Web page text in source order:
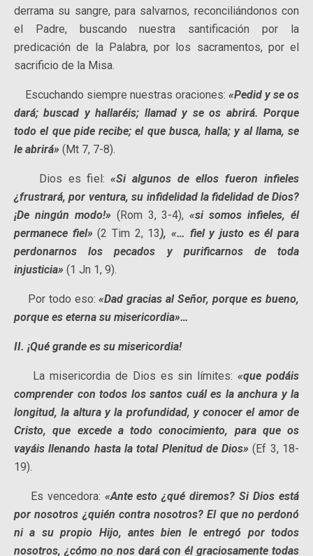
derrama su sangre, para salvarnos, reconciliándonos con
el Padre, buscando nuestra santificación por la
predicación de la Palabra, por los sacramentos, por el
sacrificio de la Misa.
Escuchando siempre nuestras oraciones: «Pedid y se os
dará; buscad y hallaréis; llamad y se os abrirá. Porque
todo el que pide recibe; el que busca, halla; y al llama, se
le abrirá» (Mt 7, 7-8).
Dios es fiel:«Si algunos de ellos fueron infieles
¿frustrará, por ventura, su infidelidad la fidelidad de Dios?
¡De ningún modo!» (Rom 3, 3-4),«si somos infieles, él
permanece fiel»(2 Tim 2, 13), «… fiel y justo es él para
perdonarnos los pecados y purificarnos de toda
injusticia» (1 Jn 1, 9).
Por todo eso:«Dad gracias al Señor, porque es bueno,
porque es eterna su misericordia»…
II. ¡Qué grande es su misericordia!
La misericordia de Dios es sin límites:«que podáis
comprender con todos los santos cuál es la anchura y la
longitud, la altura y la profundidad, y conocer el amor de
Cristo, que excede a todo conocimiento, para que os
vayáis llenando hasta la total Plenitud de Dios» (Ef 3, 18-
19).
Es vencedora: «Ante esto ¿qué diremos? Si Dios está
por nosotros ¿quién contra nosotros? El que no perdonó
ni a su propio Hijo, antes bien le entregó por todos
nosotros, ¿cómo no nos dará con él graciosamente todas